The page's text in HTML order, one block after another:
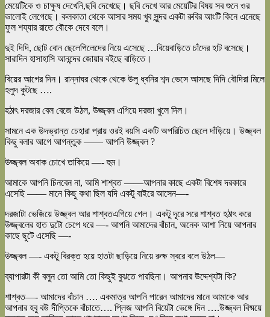
মেয়েটিকে ও চাক্ষুষ দেখেনি,ছবি দেখেছে। ছবি দেখে আর মেয়েটির বিষয় সব শুনে ওর
ভালোই লেগেছে। কলকাতা থেকে আসার সময় খুব সুন্দর একটা রুবির আংটি কিনে এনেছে
ফুল শয্যার রাতে বৌকে দেবে বলে।
দুই দিদি, ছোট বোন ছেলেপিলেদের নিয়ে এসেছে …বিয়েবাড়িতে চাঁদের হাট বসেছে।
সারাদিন হাসাহাসি আনন্দের জোয়ার বইছে বাড়িতে।
বিয়ের আগের দিন। রান্নাঘর থেকে থেকে উলু ধ্বনির শব্দ ভেসে আসছে দিদি বৌদিরা মিলে
হলুদ কুটছে ….
হঠাৎ দরজার বেল বেজে উঠল, উজ্জ্বল এগিয়ে দরজা খুলে দিল।
সামনে এক উদভ্রান্ত চেহারা প্রায় ওরই বয়সি একটি অপরিচিত ছেলে দাঁড়িয়ে। উজ্জ্বল
কিছু বলার আগে আগন্তুক —— আপনি উজ্জ্বল ?
উজ্জ্বল অবাক চোখে তাকিয়ে —- হুম।
আমাকে আপনি চিনবেন না, আমি শাশ্বত ——আপনার কাছে একটা বিশেষ দরকারে
এসেছি —— মানে কিছু কথা ছিল যদি একটু বাইরে আসেন—-
দরজাটা ভেজিয়ে উজ্জ্বল আর শাশ্বতএগিয়ে গেল। একটু দূরে সরে শাশ্বত হঠাৎ করে
উজ্জ্বলের হাত দুটো চেপে ধরে —- আপনি আমাদের বাঁচান, অনেক আশা নিয়ে আপনার
কাছে ছুটে এসেছি —-
উজ্জ্বল —- একটু বিরক্ত হয়ে হাতটা ছাড়িয়ে নিয়ে রুক্ষ স্বরে বলে উঠল—
ব্যাপারটা কী বলুন তো আমি তো কিছুই বুঝতে পারছিনা। আপনার উদ্দেশ্যটা কি?
শাশ্বত—- আমাদের বাঁচান …. একমাত্র আপনি পারেন আমাদের মানে আমাকে আর
আপনার হবু বউ দীপ্তিকে বাঁচাতে…. প্লিজ আপনি বিয়েটা ভেঙ্গে দিন ….উজ্জ্বল বিষ্ময়ে